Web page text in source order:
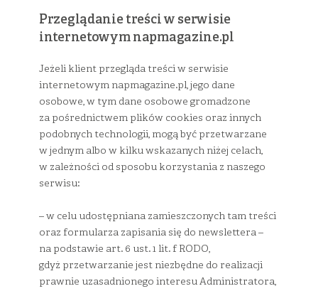
Przeglądanie treści w serwisie
internetowym napmagazine.pl
Jeżeli klient przegląda treści w serwisie
internetowym napmagazine.pl, jego dane
osobowe, w tym dane osobowe gromadzone
za pośrednictwem plików cookies oraz innych
podobnych technologii, mogą być przetwarzane
w jednym albo w kilku wskazanych niżej celach,
w zależności od sposobu korzystania z naszego
serwisu:
– w celu udostępniana zamieszczonych tam treści
oraz formularza zapisania się do newslettera –
na podstawie art. 6 ust. 1 lit. f RODO,
gdyż przetwarzanie jest niezbędne do realizacji
prawnie uzasadnionego interesu Administratora,